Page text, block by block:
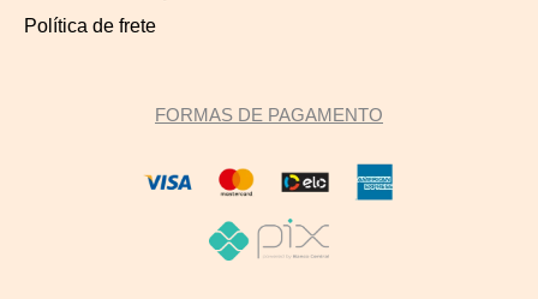
Política de frete
FORMAS DE PAGAMENTO